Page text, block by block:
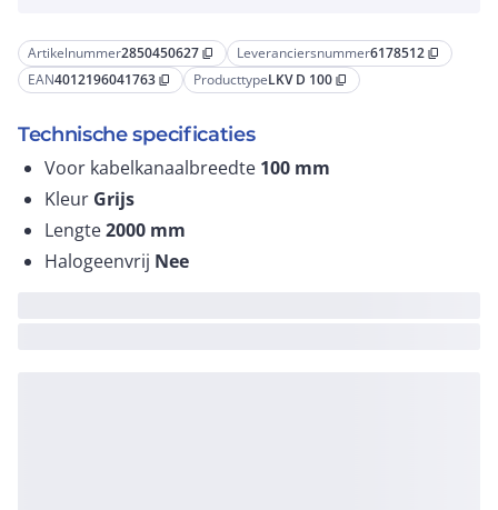
Artikelnummer2850450627 content_copy Leveranciersnummer6178512 content_copy
EAN4012196041763 content_copy ProducttypeLKV D 100 content_copy
Technische specificaties
Voor kabelkanaalbreedte 100 mm
Kleur Grijs
Lengte2000 mm
Halogeenvrij Nee